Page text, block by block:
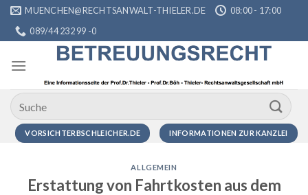
Zum
Inhalt
springen
MUENCHEN@RECHTSANWALT-THIELER.DE
08:00 - 17:00
089/44 232 99 -0
VORSICHTERBSCHLEICHER.DE INFORMATIONEN ZUR KANZLEI
ALLGEMEIN
Erstattung von Fahrtkosten aus dem